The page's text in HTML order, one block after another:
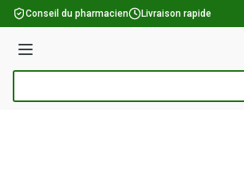
Aller au contenu
Conseil du pharmacien Livraison rapide
Menu